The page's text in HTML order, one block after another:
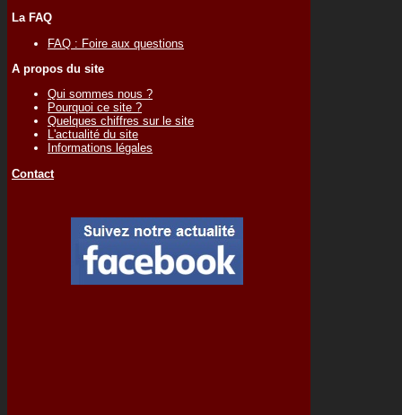
La FAQ
FAQ : Foire aux questions
A propos du site
Qui sommes nous ?
Pourquoi ce site ?
Quelques chiffres sur le site
L'actualité du site
Informations légales
Contact